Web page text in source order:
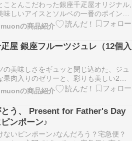
ことんこだわった銀座千疋屋オリジナル,
味しいアイスとソルベの一番のポイント
質の素材」につきます。銀座千疋屋が厳
品質のフルーツは、香り高く芳醇な味わ
なクリームと絶妙に調和しています。銀
［3年連続楽天グルメ大賞受賞］［アイ
…
muonの商品紹介
屋 銀座フルーツジュレ（12個入
の美味しさをギュッと閉じ込めた、ジュ
果肉入りのゼリーと、彩りも美しい2層
の組み合わせです。銀座千疋屋 銀座フル
レ（12個入り）［送料無料］［ポイント
お中元 御中元 父の日 母の日 ゼリー ギフ
わせ 贈り物 フルーツ スイーツ …
muonの商品紹介
とう、 Present for Father's Day
ンポーン♪
ないピンポーン♪なんだろう？宅急便？